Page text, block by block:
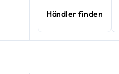
Händler finden